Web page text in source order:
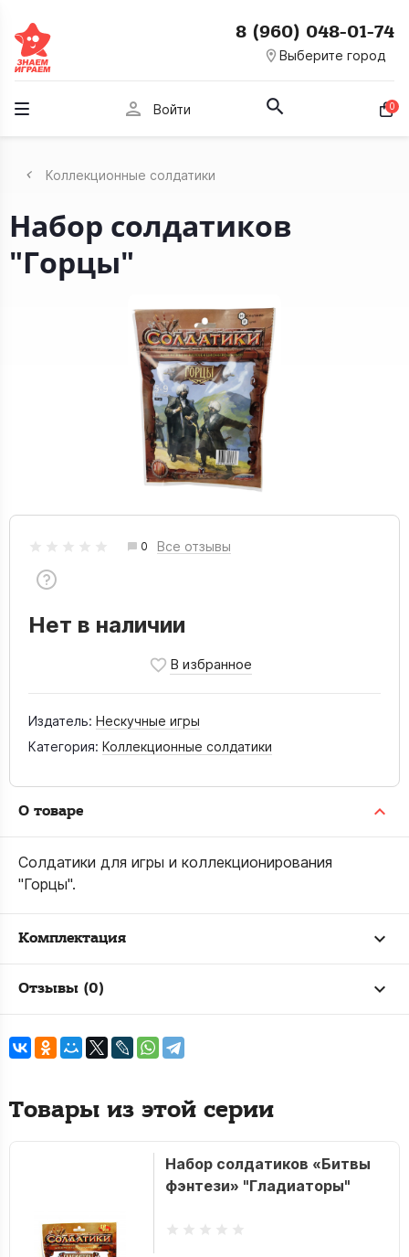
room Выберите город
8 (960) 048-01-74
person Войти 0
Коллекционные солдатики
Набор солдатиков
"Горцы"
0 Все отзывы
Нет в наличии
Издатель: Нескучные игры
Категория: Коллекционные солдатики
О товаре
Солдатики для игры и коллекционирования
"Горцы".
Комплектация
Отзывы (0)
Товары из этой серии
Набор солдатиков «Битвы
фэнтези» "Гладиаторы"